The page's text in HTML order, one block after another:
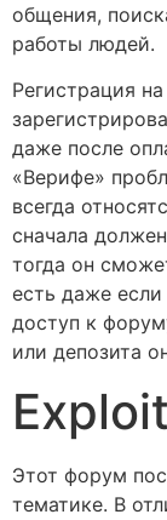
общения,
работы людей.
Регистрация
даже после
«Верифе»
всегда
сначала
тогда он
есть даже
доступ к
или депозита
Этот форум
тематике. В